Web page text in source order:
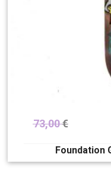
73,00€
Foundation